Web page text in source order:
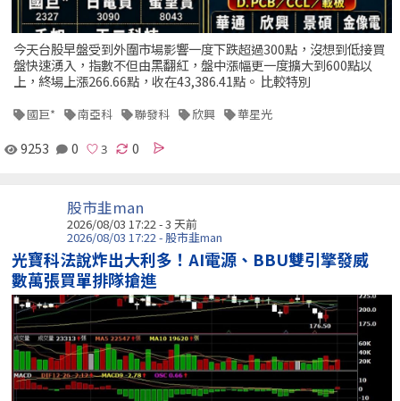
今天台股早盤受到外圍市場影響一度下跌超過300點，沒想到低接買
盤快速湧入，指數不但由黑翻紅，盤中漲幅更一度擴大到600點以
上，終場上漲266.66點，收在43,386.41點。 比較特別
國巨* 南亞科 聯發科 欣興 華星光
9253 0 0
股市韭man
2026/08/03 17:22 - 3 天前
2026/08/03 17:22 - 股市韭man
光寶科法說炸出大利多！AI電源、BBU雙引擎發威
數萬張買單排隊搶進